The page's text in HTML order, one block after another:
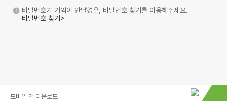
비밀번호가 기억이 안날경우, 비밀번호 찾기를 이용해주세요.
비밀번호 찾기>
모바일 앱 다운로드